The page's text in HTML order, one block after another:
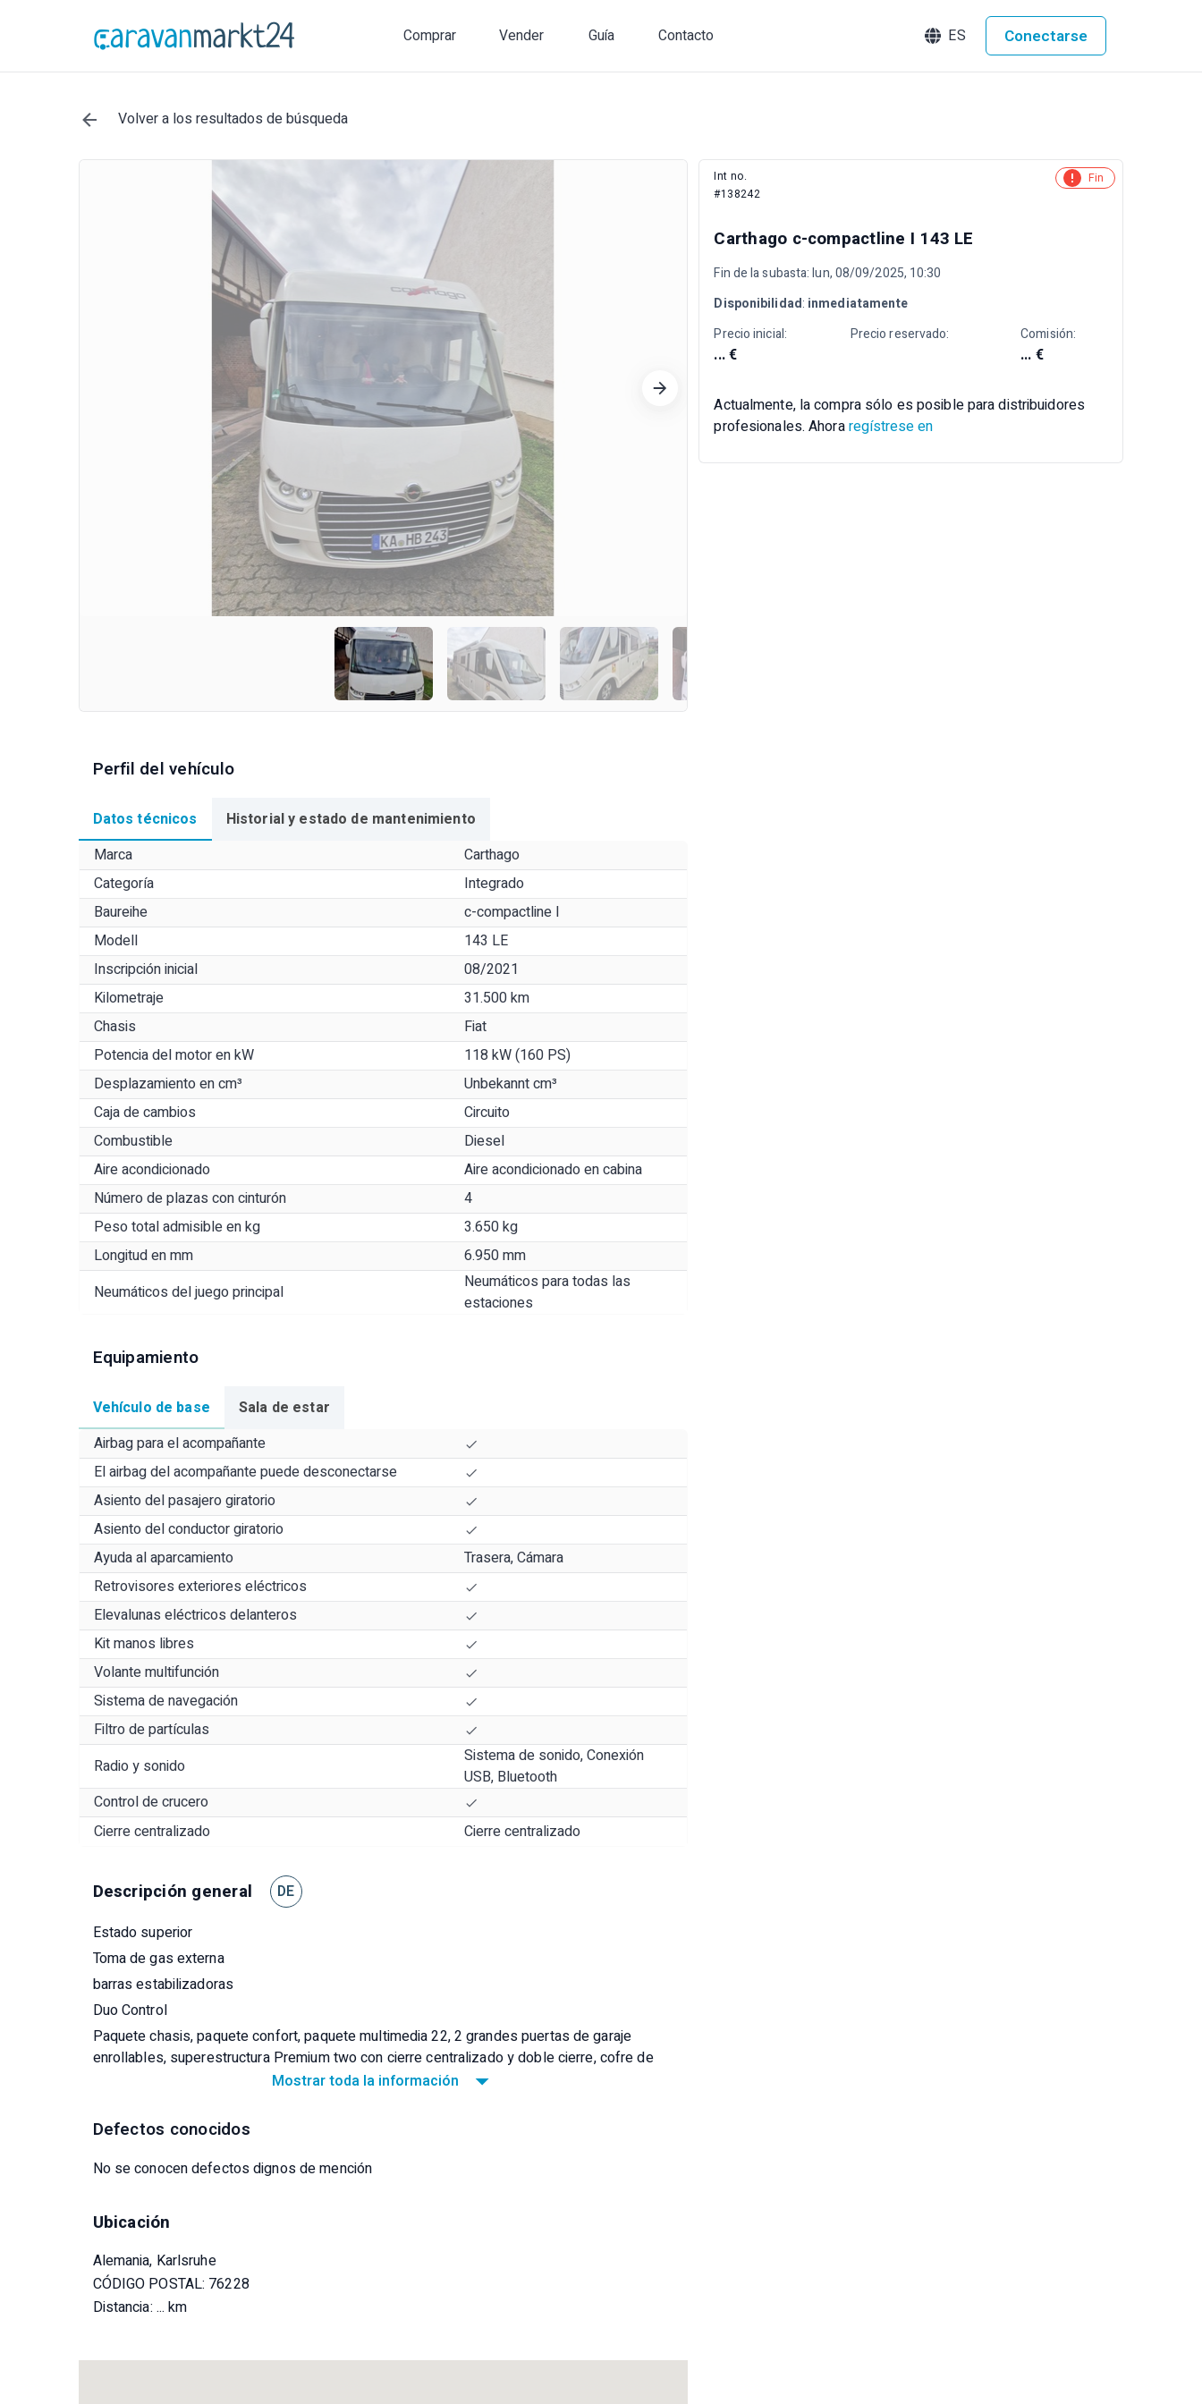
Comprar Vender Guía Contacto ES Conectarse
Volver a los resultados de búsqueda
Perfil del vehículo
Datos técnicos
Historial y estado de mantenimiento
Marca
Carthago
Categoría
Integrado
Baureihe
c-compactline I
Modell
143 LE
Inscripción inicial
08/2021
Kilometraje
31.500 km
Chasis
Fiat
Potencia del motor en kW
118 kW (160 PS)
Desplazamiento en cm³
Unbekannt cm³
Caja de cambios
Circuito
Combustible
Diesel
Aire acondicionado
Aire acondicionado en cabina
Número de plazas con cinturón
4
Peso total admisible en kg
3.650 kg
Longitud en mm
6.950 mm
Neumáticos del juego principal
Neumáticos para todas las
estaciones
Equipamiento
Vehículo de base
Sala de estar
Airbag para el acompañante
El airbag del acompañante puede desconectarse
Asiento del pasajero giratorio
Asiento del conductor giratorio
Ayuda al aparcamiento
Trasera, Cámara
Retrovisores exteriores eléctricos
Elevalunas eléctricos delanteros
Kit manos libres
Volante multifunción
Sistema de navegación
Filtro de partículas
Radio y sonido
Sistema de sonido, Conexión
USB, Bluetooth
Control de crucero
Cierre centralizado
Cierre centralizado
Descripción general DE
Estado superior
Toma de gas externa
barras estabilizadoras
Duo Control
Paquete chasis, paquete confort, paquete multimedia 22, 2 grandes puertas de garaje
enrollables, superestructura Premium two con cierre centralizado y doble cierre, cofre de
gas extraíble, cafetera de cápsulas, zona de estar y cabina enmoquetadas, portabicicletas
Mostrar toda la información
Defectos conocidos
No se conocen defectos dignos de mención
Ubicación
Alemania, Karlsruhe
CÓDIGO POSTAL: 76228
Distancia: ... km
Int no.
#138242
Fin
Carthago c-compactline I 143 LE
Fin de la subasta: lun, 08/09/2025, 10:30
Disponibilidad: inmediatamente
Precio inicial:
... €
Precio reservado: Comisión:
... €
Actualmente, la compra sólo es posible para distribuidores
profesionales. Ahoraregístrese en